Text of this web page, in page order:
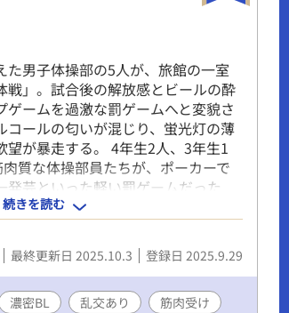
た男子体操部の5人が、旅館の一室
戦」。試合後の解放感とビールの酔
ゲームを過激な罰ゲームへと変貌さ
コールの匂いが混じり、蛍光灯の薄
望が暴走する。 4年生2人、3年生1
質な体操部員たちが、ポーカーで
発芸といった軽い罰ゲームだった
えるにつれ、賭けは「10秒キス」
ート。仲間たちの野次とスマホでの
る。ついには「最下位がトップに犯
が登場。筋肉質な体が汗で光り、喘
カメラに晒されながら、ノンケの
続きを読む
最終更新日 2025.10.3 登録日 2025.9.29
濃密BL 乱交あり
筋肉受け